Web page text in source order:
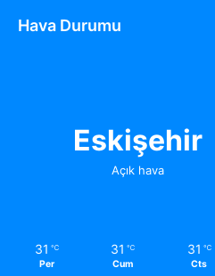
Hava Durumu
Eskişehir
Açık hava
31 ℃
Per
31 ℃
Cum
31 ℃
Cts